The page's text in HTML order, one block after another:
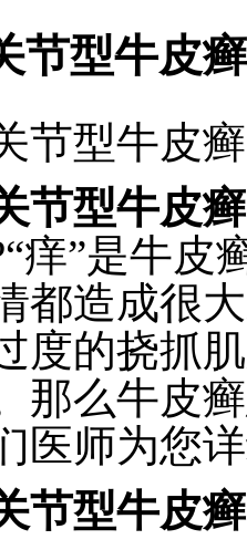
节型牛皮
节型牛皮
节型牛皮
痒”是牛皮
都造成很
度的挠抓
那么牛皮
医师为您
节型牛皮